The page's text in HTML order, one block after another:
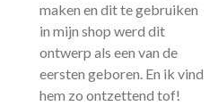
maken en dit te gebruiken
in mijn shop werd dit
ontwerp als een van de
eersten geboren. En ik vind
hem zo ontzettend tof!